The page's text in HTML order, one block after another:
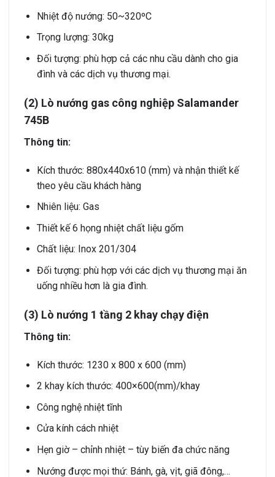
Nhiệt độ nướng: 50~320ºC
Trọng lượng: 30kg
Đối tượng: phù hợp cả các nhu cầu dành cho gia
đình và các dịch vụ thương mại.
(2) Lò nướng gas công nghiệp Salamander
745B
Thông tin:
Kích thước: 880x440x610 (mm) và nhận thiết kế
theo yêu cầu khách hàng
Nhiên liệu: Gas
Thiết kế 6 họng nhiệt chất liệu gốm
Chất liệu: Inox 201/304
Đối tượng: phù hợp với các dịch vụ thương mại ăn
uống nhiều hơn là gia đình.
(3) Lò nướng 1 tầng 2 khay chạy điện
Thông tin:
Kích thước: 1230 x 800 x 600 (mm)
2 khay kích thước: 400×600(mm)/khay
Công nghệ nhiệt tĩnh
Cửa kính cách nhiệt
Hẹn giờ – chỉnh nhiệt – tùy biến đa chức năng
Nướng được mọi thứ: Bánh, gà, vịt, giã đông,…